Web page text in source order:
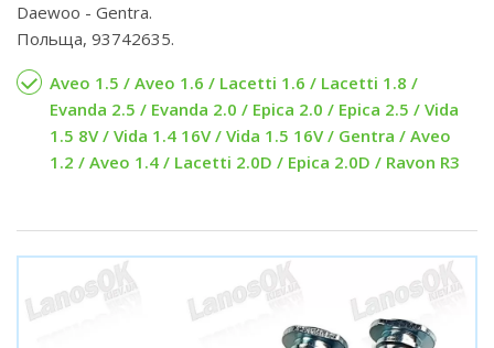
Daewoo - Gentra.
Польща, 93742635.
Aveo 1.5 / Aveo 1.6 / Lacetti 1.6 / Lacetti 1.8 /
Evanda 2.5 / Evanda 2.0 / Epica 2.0 / Epica 2.5 / Vida
1.5 8V / Vida 1.4 16V / Vida 1.5 16V / Gentra / Aveo
1.2 / Aveo 1.4 / Lacetti 2.0D / Epica 2.0D / Ravon R3